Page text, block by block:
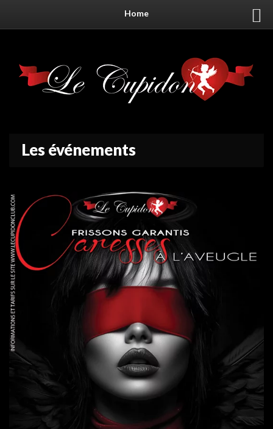
Home
Les événements